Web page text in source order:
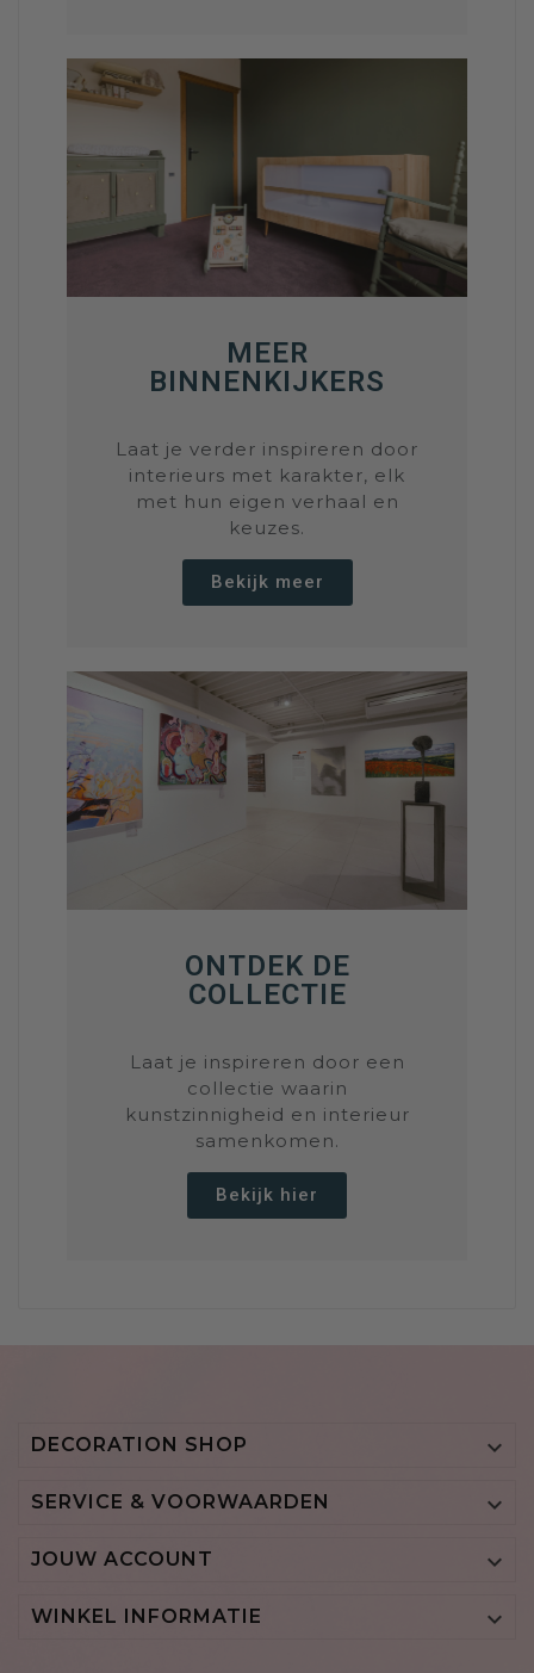
MEER
BINNENKIJKERS
Laat je verder inspireren door
interieurs met karakter, elk
met hun eigen verhaal en
keuzes.
Bekijk meer
ONTDEK DE
COLLECTIE
Laat je inspireren door een
collectie waarin
kunstzinnigheid en interieur
samenkomen.
Bekijk hier
DECORATION SHOP 
SERVICE & VOORWAARDEN 
JOUW ACCOUNT 
WINKEL INFORMATIE 